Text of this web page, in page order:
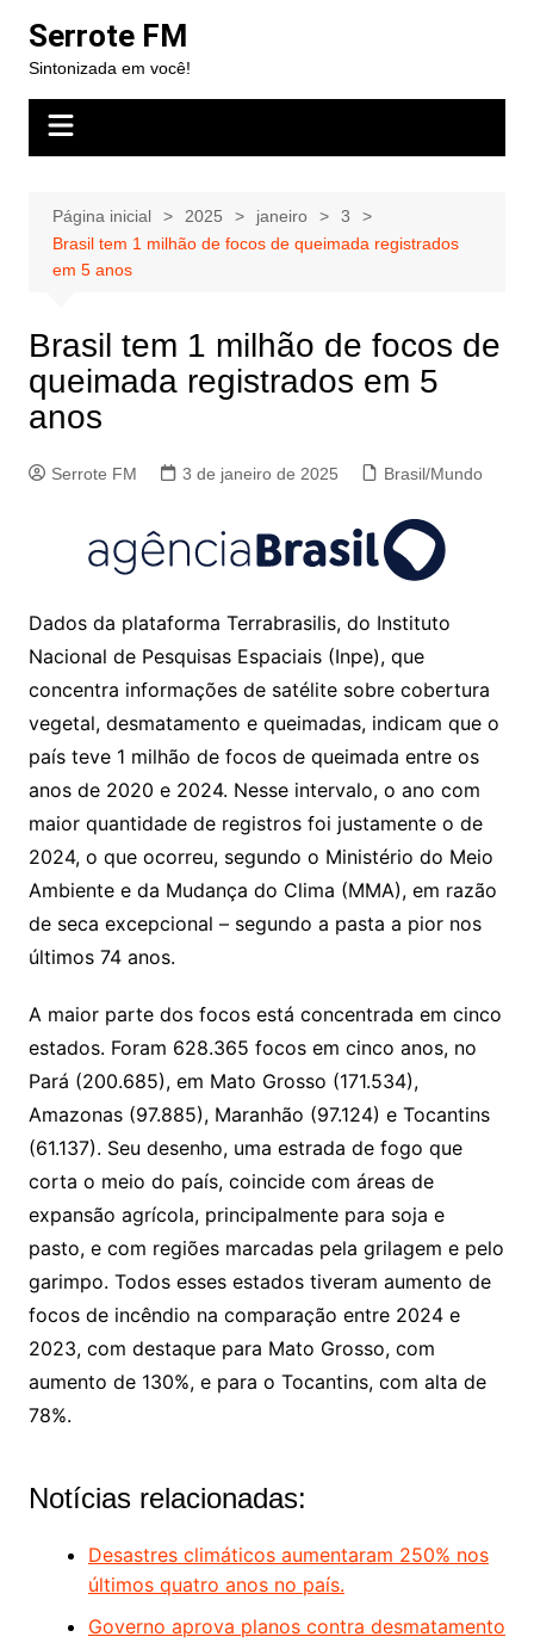
para
conteúdo
Serrote FM
Sintonizada em você!
Página inicial 2025 janeiro
3
Brasil tem 1 milhão de focos de queimada registrados
em 5 anos
Brasil tem 1 milhão de focos de
queimada registrados em 5
anos
Serrote FM 3 de janeiro de 2025 Brasil/Mundo
Dados da plataforma Terrabrasilis, do Instituto
Nacional de Pesquisas Espaciais (Inpe), que
concentra informações de satélite sobre cobertura
vegetal, desmatamento e queimadas, indicam que o
país teve 1 milhão de focos de queimada entre os
anos de 2020 e 2024. Nesse intervalo, o ano com
maior quantidade de registros foi justamente o de
2024, o que ocorreu, segundo o Ministério do Meio
Ambiente e da Mudança do Clima (MMA), em razão
de seca excepcional – segundo a pasta a pior nos
últimos 74 anos.
A maior parte dos focos está concentrada em cinco
estados. Foram 628.365 focos em cinco anos, no
Pará (200.685), em Mato Grosso (171.534),
Amazonas (97.885), Maranhão (97.124) e Tocantins
(61.137). Seu desenho, uma estrada de fogo que
corta o meio do país, coincide com áreas de
expansão agrícola, principalmente para soja e
pasto, e com regiões marcadas pela grilagem e pelo
garimpo. Todos esses estados tiveram aumento de
focos de incêndio na comparação entre 2024 e
2023, com destaque para Mato Grosso, com
aumento de 130%, e para o Tocantins, com alta de
78%.
Notícias relacionadas:
Desastres climáticos aumentaram 250% nos
últimos quatro anos no país.
Governo aprova planos contra desmatamento